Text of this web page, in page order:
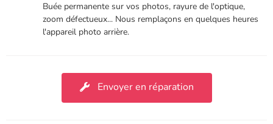
Buée permanente sur vos photos, rayure de l'optique,
zoom défectueux... Nous remplaçons en quelques heures
l'appareil photo arrière.
Envoyer en réparation